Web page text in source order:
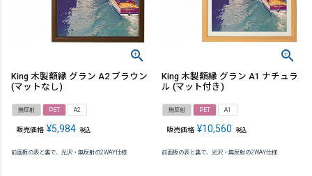
King 木製額縁 グラン A2 ブラウン
(マットなし)
無反射 PET A2
販売価格 ¥5,984 税込
前面板の表と裏で、光沢・無反射の2WAY仕様
King 木製額縁 グラン A1 ナチュラ
ル (マット付き)
無反射 PET A1
販売価格 ¥10,560 税込
前面板の表と裏で、光沢・無反射の2WAY仕様